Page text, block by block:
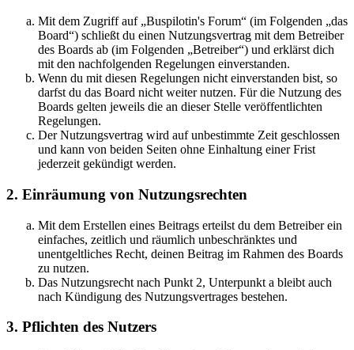
Mit dem Zugriff auf „Buspilotin's Forum“ (im Folgenden „das
Board“) schließt du einen Nutzungsvertrag mit dem Betreiber
des Boards ab (im Folgenden „Betreiber“) und erklärst dich
mit den nachfolgenden Regelungen einverstanden.
Wenn du mit diesen Regelungen nicht einverstanden bist, so
darfst du das Board nicht weiter nutzen. Für die Nutzung des
Boards gelten jeweils die an dieser Stelle veröffentlichten
Regelungen.
Der Nutzungsvertrag wird auf unbestimmte Zeit geschlossen
und kann von beiden Seiten ohne Einhaltung einer Frist
jederzeit gekündigt werden.
2. Einräumung von Nutzungsrechten
Mit dem Erstellen eines Beitrags erteilst du dem Betreiber ein
einfaches, zeitlich und räumlich unbeschränktes und
unentgeltliches Recht, deinen Beitrag im Rahmen des Boards
zu nutzen.
Das Nutzungsrecht nach Punkt 2, Unterpunkt a bleibt auch
nach Kündigung des Nutzungsvertrages bestehen.
3. Pflichten des Nutzers